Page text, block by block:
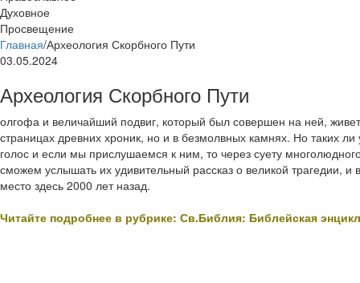
Духовное
Просвещение
Главная/Археология Скорбного Пути
03.05.2024
Археология Скорбного Пути
олгофа и величайший подвиг, который был совершен на ней,
страницах древних хроник, но и в безмолвных камнях. Но таких
голос и если мы прислушаемся к ним, то через суету
сможем услышать их удивительный рассказ о великой трагедии,
место здесь 2000 лет назад.
Читайте подробнее в рубрике: Св.Библия: Библейская